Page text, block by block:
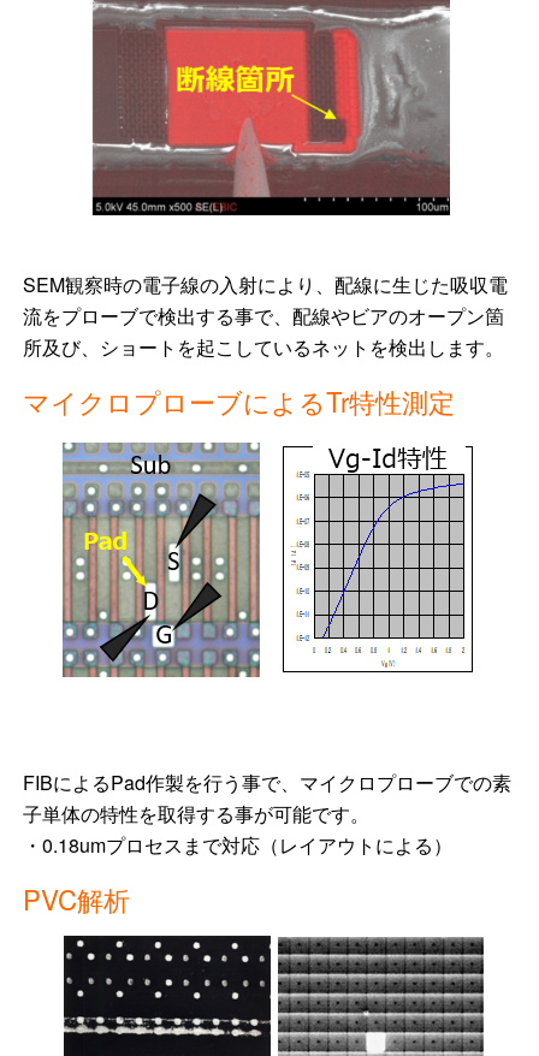
SEM観察時の電子線の入射により、配線に生じた吸収電
流をプローブで検出する事で、配線やビアのオープン箇
所及び、ショートを起こしているネットを検出します。
マイクロプローブによるTr特性測定
FIBによるPad作製を行う事で、マイクロプローブでの素
子単体の特性を取得する事が可能です。
・0.18umプロセスまで対応（レイアウトによる）
PVC解析